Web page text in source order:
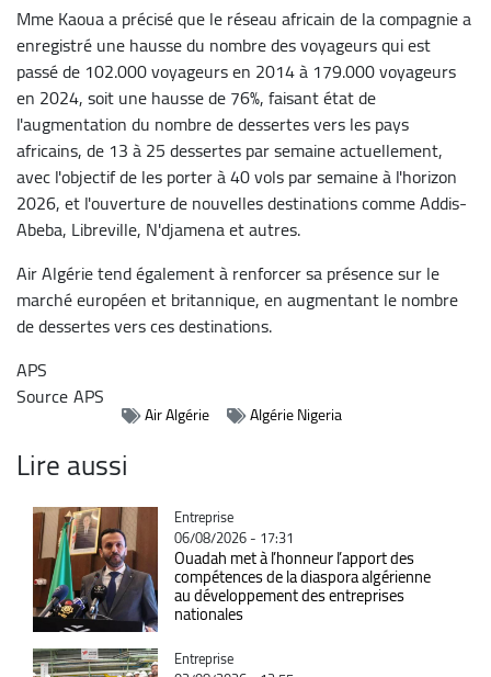
Mme Kaoua a précisé que le réseau africain de la compagnie a
enregistré une hausse du nombre des voyageurs qui est
passé de 102.000 voyageurs en 2014 à 179.000 voyageurs
en 2024, soit une hausse de 76%, faisant état de
l'augmentation du nombre de dessertes vers les pays
africains, de 13 à 25 dessertes par semaine actuellement,
avec l'objectif de les porter à 40 vols par semaine à l'horizon
2026, et l'ouverture de nouvelles destinations comme Addis-
Abeba, Libreville, N'djamena et autres.
Air Algérie tend également à renforcer sa présence sur le
marché européen et britannique, en augmentant le nombre
de dessertes vers ces destinations.
APS
SourceAPS
Air Algérie Algérie Nigeria
Lire aussi
Catégorie
Entreprise
06/08/2026 - 17:31
Ouadah met à l’honneur l’apport des
compétences de la diaspora algérienne
au développement des entreprises
nationales
Catégorie
Entreprise